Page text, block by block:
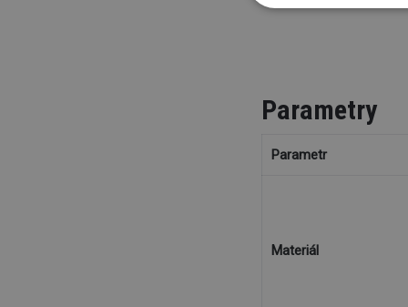
Parametry
Parametr
Materiál